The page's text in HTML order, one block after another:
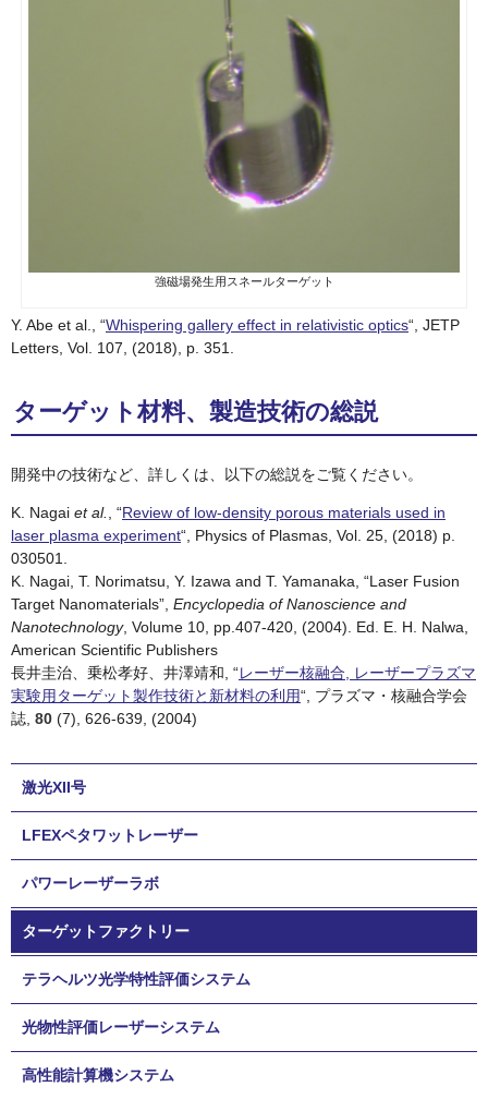
強磁場発生用スネールターゲット
Y. Abe et al., “Whispering gallery effect in relativistic optics“, JETP
Letters, Vol. 107, (2018), p. 351.
ターゲット材料、製造技術の総説
開発中の技術など、詳しくは、以下の総説をご覧ください。
K. Nagai et al. , “Review of low-density porous materials used in
laser plasma experiment“, Physics of Plasmas, Vol. 25, (2018) p.
030501.
K. Nagai, T. Norimatsu, Y. Izawa and T. Yamanaka, “Laser Fusion
Target Nanomaterials”, Encyclopedia of Nanoscience and
Nanotechnology, Volume 10, pp.407-420, (2004). Ed. E. H. Nalwa,
American Scientific Publishers
長井圭治、乗松孝好、井澤靖和, “レーザー核融合, レーザープラズマ
実験用ターゲット製作技術と新材料の利用“, プラズマ・核融合学会
誌, 80 (7), 626-639, (2004)
激光XII号
LFEXペタワットレーザー
パワーレーザーラボ
ターゲットファクトリー
テラヘルツ光学特性評価システム
光物性評価レーザーシステム
高性能計算機システム